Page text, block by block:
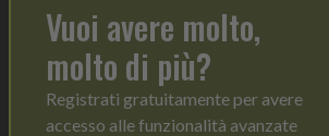
Vuoi avere molto,
molto di più?
Registrati gratuitamente per avere
accesso alle funzionalità avanzate